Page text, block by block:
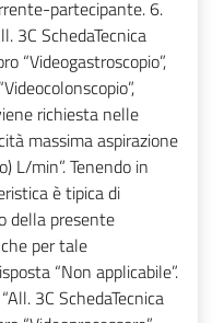
partecipante. 6.
3C SchedaTecnica
“Videogastroscopio”,
richiesta nelle
massima aspirazione
L/min”. Tenendo in
è tipica di
della presente
per tale
“Non applicabile”.
3C SchedaTecnica